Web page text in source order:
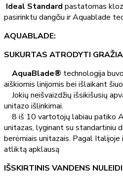
Ideal Standard pastatomas
pasirinktu dangčiu ir Aquablade
AQUABLADE:
SUKURTAS ATRODYTI
AquaBlade® technologija
aiškiomis linijomis bei išlaikant
Jokių neišvaizdžių išsikišusių
unitazo išlinkimai.
8 iš 10 vartotojų labiau patiko
unitazas, lyginant su standartiniu
berėmiais unitazais. Pagal
atliktą apklausą
IŠSKIRTINIS VANDENS